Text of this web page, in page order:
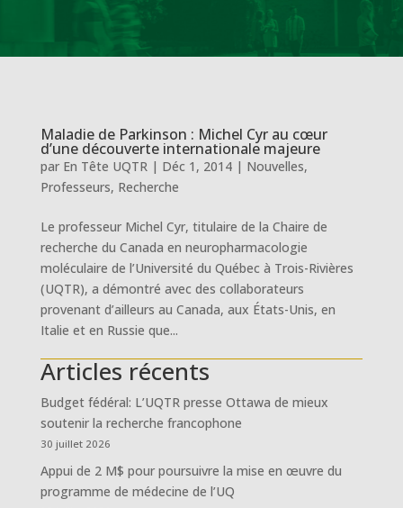
Maladie de Parkinson : Michel Cyr au cœur
d’une découverte internationale majeure
par En Tête UQTR| Déc 1, 2014| Nouvelles,
Professeurs, Recherche
Le professeur Michel Cyr, titulaire de la Chaire de
recherche du Canada en neuropharmacologie
moléculaire de l’Université du Québec à Trois-Rivières
(UQTR), a démontré avec des collaborateurs
provenant d’ailleurs au Canada, aux États-Unis, en
Italie et en Russie que...
Articles récents
Budget fédéral: L’UQTR presse Ottawa de mieux
soutenir la recherche francophone
30 juillet 2026
Appui de 2 M$ pour poursuivre la mise en œuvre du
programme de médecine de l’UQ